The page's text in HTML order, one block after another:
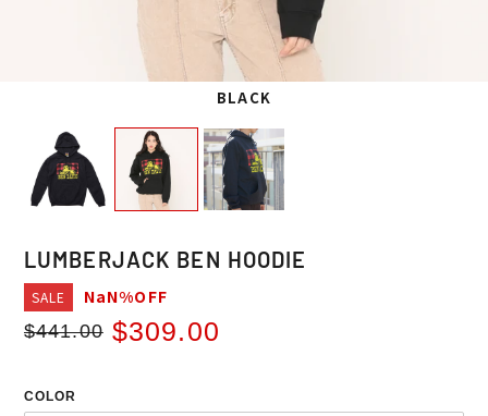
BLACK
LUMBERJACK BEN HOODIE
SALE NaN%OFF
Regular
$441.00
Sale
$309.00
COLOR